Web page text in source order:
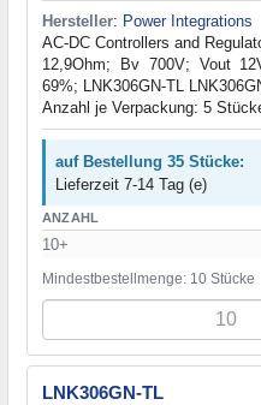
Hersteller: Power Integrations
AC-DC Controllers and
12,9Ohm; Bv 700V; Vout
69%; LNK306GN-TL
Anzahl je Verpackung: 5
auf Bestellung 35 Stücke:
Lieferzeit 7-14 Tag (e)
ANZAHL
10+
Mindestbestellmenge: 10 Stücke
LNK306GN-TL